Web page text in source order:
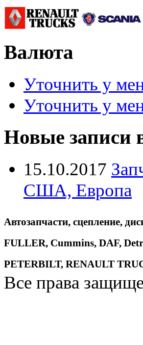
Валюта
Уточнить у
Уточнить у
Новые записи
15.10.2017
США, Европа
Автозапчасти, сцепление,
FULLER, Cummins, DAF,
PETERBILT, RENAULT
Все права